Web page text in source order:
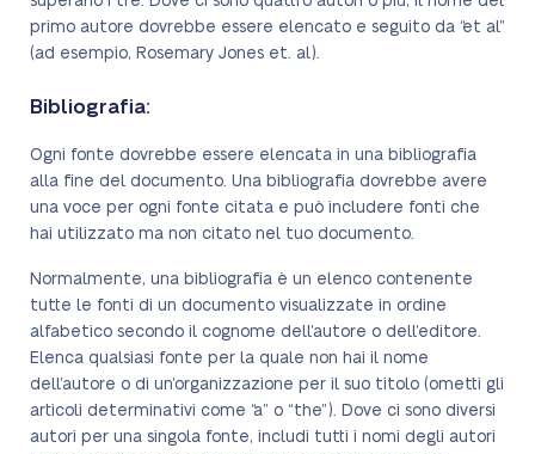
primo autore dovrebbe essere elencato e seguito da “et al”
(ad esempio, Rosemary Jones et. al).
Bibliografia:
Ogni fonte dovrebbe essere elencata in una bibliografia
alla fine del documento. Una bibliografia dovrebbe avere
una voce per ogni fonte citata e può includere fonti che
hai utilizzato ma non citato nel tuo documento.
Normalmente, una bibliografia è un elenco contenente
tutte le fonti di un documento visualizzate in ordine
alfabetico secondo il cognome dell’autore o dell’editore.
Elenca qualsiasi fonte per la quale non hai il nome
dell’autore o di un’organizzazione per il suo titolo (ometti gli
articoli determinativi come “a” o “the”). Dove ci sono diversi
autori per una singola fonte, includi tutti i nomi degli autori